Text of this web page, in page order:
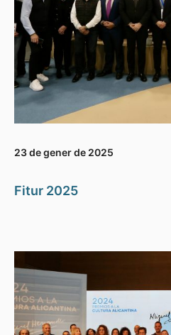
23 de gener de 2025
Fitur 2025